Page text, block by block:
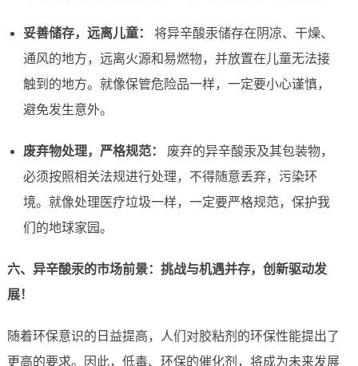
妥善储存，远离儿童：
将异辛酸汞储存在阴凉、干燥、
通风的地方，远离火源和易燃物，并放置在儿童无法接
触到的地方。就像保管危险品一样，一定要小心谨慎，
避免发生意外。
废弃物处理，严格规范：
废弃的异辛酸汞及其包装物，
必须按照相关法规进行处理，不得随意丢弃，污染环
境。就像处理医疗垃圾一样，一定要严格规范，保护我
们的地球家园。
六、异辛酸汞的市场前景：挑战与机遇并存，创新驱动发
展！
随着环保意识的日益提高，人们对胶粘剂的环保性能提出了
更高的要求。因此，低毒、环保的催化剂，将成为未来发展